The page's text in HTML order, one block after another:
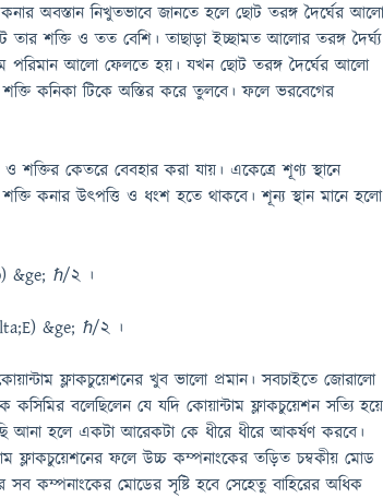
অবস্তান নিখুতভাবে জানতে হলে ছোট তরঙ্গ দৈর্ঘের
শক্তি ও তত বেশি। তাছাড়া ইচ্ছামত আলোর তরঙ্গ দৈর্ঘ্য
পরিমান আলো ফেলতে হয়। যখন ছোট তরঙ্গ দৈর্ঘের আলো
কনিকা টিকে অস্তির করে তুলবে। ফলে ভরবেগের
কেতরে বেবহার করা যায়। একেত্রে শূণ্য স্থানে
কনার উত্পত্তি ও ধংশ হতে থাকবে। শূন্য স্থান মানে হলো
&ge; ℏ/2 ।
&ge; ℏ/2 ।
ফ্লাকচুয়েশনের খুব ভালো প্রমান। সবচাইতে জোরালো
কসিমির বলেছিলেন যে যদি কোয়ান্টাম ফ্লাকচুয়েশন সত্যি হয়ে
আনা হলে একটা আরেকটা কে ধীরে ধীরে আকর্ষণ করবে।
ফ্লাকচুয়েশনের ফলে উচ্চ কম্পনাংকের তড়িত চম্বকীয় মোড
কম্পনাংকের মোডের সৃষ্টি হবে সেহেতু বাহিরের অধিক